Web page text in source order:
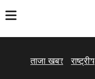
ताजा खबर राष्ट्रीय